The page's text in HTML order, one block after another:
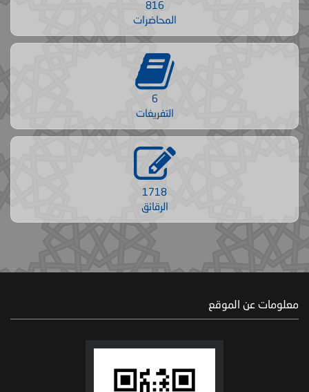
816
المحاضرات
6
التفريغات
1718
الرقائق
معلومات عن الموقع